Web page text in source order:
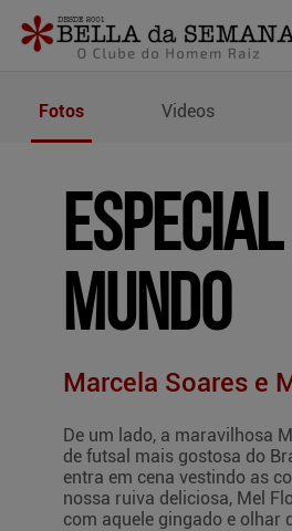
Fotos de
Fotos Videos
MUNDO
Marcela Soares e
De um lado, a maravilhosa
de futsal mais gostosa do
entra em cena vestindo as
nossa ruiva deliciosa, Mel
com aquele gingado e olhar